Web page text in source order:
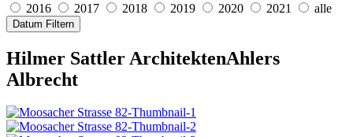
2016
2017 2018 2019 2020 2021 alle
Datum Filtern
Hilmer Sattler ArchitektenAhlers
Albrecht